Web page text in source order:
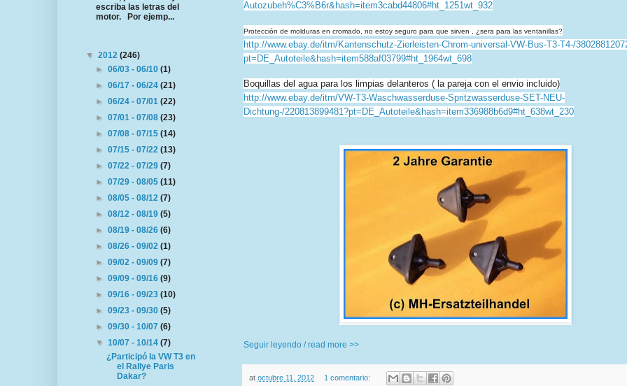
Autozubeh%C3%B6r&hash=item3cabd44806#ht_1251wt_932
Protección de molduras en cromado, no estoy seguro para que sirven , ¿sera para las ventanillas?
http://www.ebay.de/itm/Kantenschutz-Zierleisten-Chrom-universal-VW-Bus-T3-T4-/
pt=DE_Autoteile&hash=item588af03799#ht_1964wt_ 698
Boquillas del agua para los limpias delanteros ( la pareja con el envio incluido)
http://www.ebay.de/itm/VW-T3-Waschwasserduse-Spritzwasserduse-SET-NEU-
Dichtung-/220813899481?pt=DE_ Autoteile&hash=item336988b6d9#ht_638wt_230
Seguir leyendo / read more >>
at octubre 11, 2012 1 comentario:
escriba las letras del
motor. Por ejemp...
▼ 2012 (246)
►06/03 - 06/10(1)
►06/17 - 06/24(21)
►06/24 - 07/01(22)
►07/01 - 07/08(23)
►07/08 - 07/15(14)
►07/15 - 07/22(13)
►07/22 - 07/29(7)
►07/29 - 08/05(11)
►08/05 - 08/12(7)
►08/12 - 08/19(5)
►08/19 - 08/26(6)
►08/26 - 09/02(1)
►09/02 - 09/09(7)
►09/09 - 09/16(9)
►09/16 - 09/23(10)
►09/23 - 09/30(5)
►09/30 - 10/07(6)
▼10/07 - 10/14(7)
¿Participó la VW T3 en
el Rallye Paris
Dakar?